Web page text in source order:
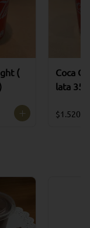
(
Coca
lata
$1.520